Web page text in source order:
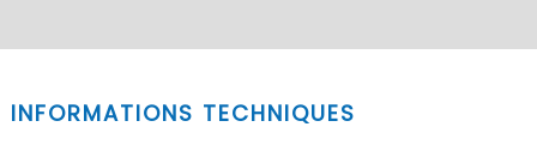
INFORMATIONS TECHNIQUES